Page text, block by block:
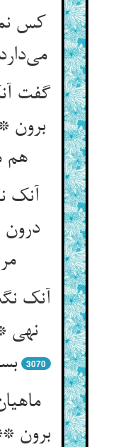
کس
گفت
برون
هم
آنک
آنک
نهی
3070
برون